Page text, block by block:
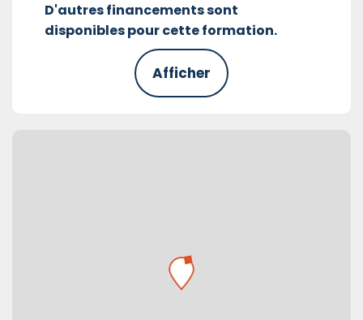
D'autres financements sont
disponibles pour cette formation.
Afficher